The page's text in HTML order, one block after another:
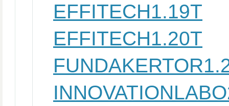
EFFITECH1.19T
EFFITECH1.20T